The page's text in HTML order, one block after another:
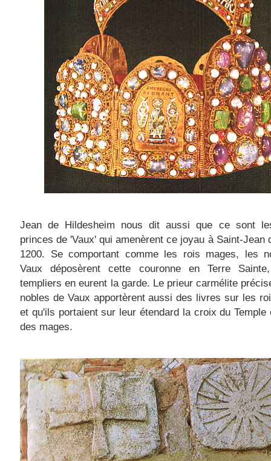
Jean de Hildesheim nous dit aussi que ce sont
princes de 'Vaux' qui amenèrent ce joyau à Saint-Jean
1200. Se comportant comme les rois mages, les
Vaux déposèrent cette couronne en Terre
templiers en eurent la garde. Le prieur carmélite
nobles de Vaux apportèrent aussi des livres sur les
et qu'ils portaient sur leur étendard la croix du Temple
des mages.